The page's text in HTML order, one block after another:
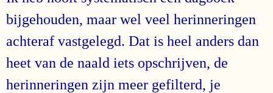
bijgehouden, maar wel veel herinneringen
achteraf vastgelegd. Dat is heel anders dan
heet van de naald iets opschrijven, de
herinneringen zijn meer gefilterd, je